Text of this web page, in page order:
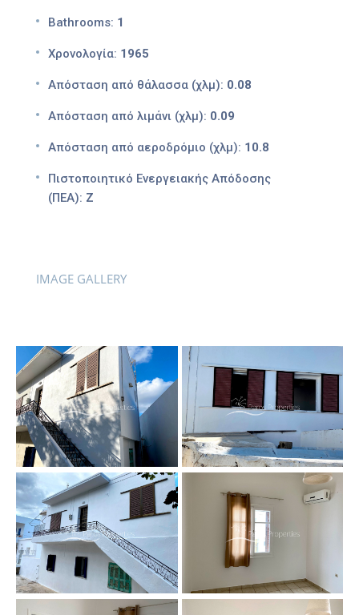
Bathrooms: 1
Χρονολογία: 1965
Απόσταση από θάλασσα (χλμ): 0.08
Απόσταση από λιμάνι (χλμ): 0.09
Απόσταση από αεροδρόμιο (χλμ): 10.8
Πιστοποιητικό Ενεργειακής Απόδοσης
(ΠΕΑ): Ζ
IMAGE GALLERY